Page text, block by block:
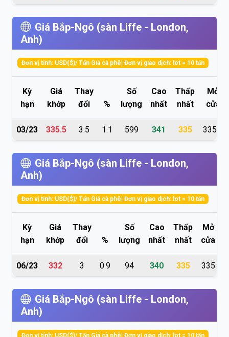
Giá Bắp-Ngô (sàn Liffe - London,
Anh)
Đơn vị tính: USD($)/ Tấn Giá cà phê| Đơn vị giao dịch: lot = 10 tấn
Kỳ
hạn
Giá
khớp
Thay
đổi
%
Số
lượng
Cao
nhất
Thấp
nhất
Mở
cửa
03/23 335.5 3.5 1.1 599 341 335 335.2
Giá Bắp-Ngô (sàn Liffe - London,
Anh)
Đơn vị tính: USD($)/ Tấn Giá cà phê| Đơn vị giao dịch: lot = 10 tấn
Kỳ
hạn
Giá
khớp
Thay
đổi
%
Số
lượng
Cao
nhất
Thấp
nhất
Mở
cửa
06/23 332 3 0.9 94 340 335 335
Giá Bắp-Ngô (sàn Liffe - London,
Anh)
Đơn vị tính: USD($)/ Tấn Giá cà phê| Đơn vị giao dịch: lot = 10 tấn